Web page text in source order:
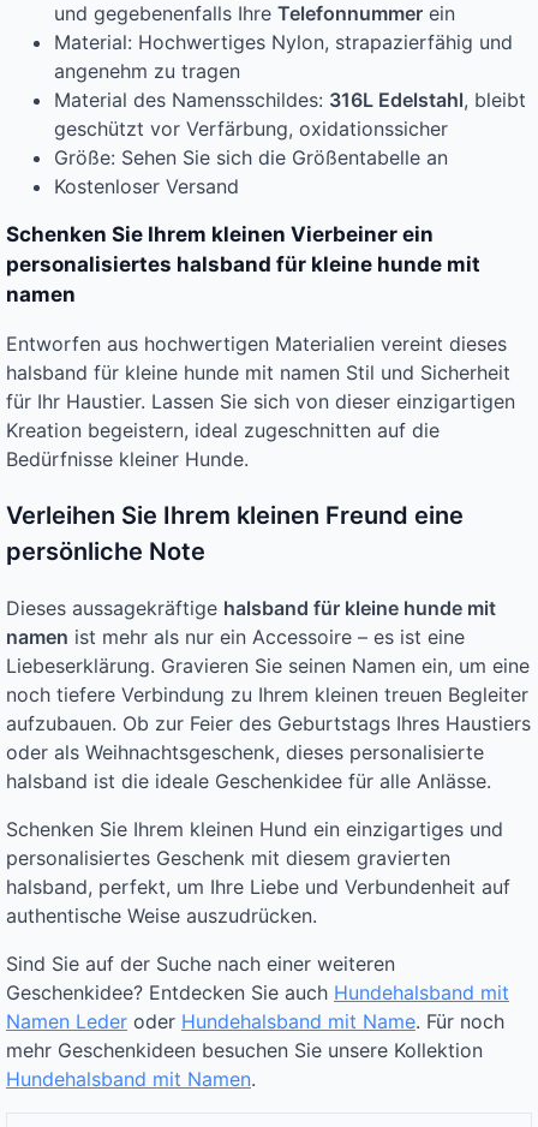
und gegebenenfalls Ihre Telefonnummer ein
Material: Hochwertiges Nylon, strapazierfähig und
angenehm zu tragen
Material des Namensschildes: 316L Edelstahl, bleibt
geschützt vor Verfärbung, oxidationssicher
Größe: Sehen Sie sich die Größentabelle an
Kostenloser Versand
Schenken Sie Ihrem kleinen Vierbeiner ein
personalisiertes halsband für kleine hunde mit
namen
Entworfen aus hochwertigen Materialien vereint dieses
halsband für kleine hunde mit namen Stil und Sicherheit
für Ihr Haustier. Lassen Sie sich von dieser einzigartigen
Kreation begeistern, ideal zugeschnitten auf die
Bedürfnisse kleiner Hunde.
Verleihen Sie Ihrem kleinen Freund eine
persönliche Note
Dieses aussagekräftige halsband für kleine hunde mit
namen ist mehr als nur ein Accessoire – es ist eine
Liebeserklärung. Gravieren Sie seinen Namen ein, um eine
noch tiefere Verbindung zu Ihrem kleinen treuen Begleiter
aufzubauen. Ob zur Feier des Geburtstags Ihres Haustiers
oder als Weihnachtsgeschenk, dieses personalisierte
halsband ist die ideale Geschenkidee für alle Anlässe.
Schenken Sie Ihrem kleinen Hund ein einzigartiges und
personalisiertes Geschenk mit diesem gravierten
halsband, perfekt, um Ihre Liebe und Verbundenheit auf
authentische Weise auszudrücken.
Sind Sie auf der Suche nach einer weiteren
Geschenkidee? Entdecken Sie auch Hundehalsband mit
Namen Leder oder Hundehalsband mit Name. Für noch
mehr Geschenkideen besuchen Sie unsere Kollektion
Hundehalsband mit Namen.